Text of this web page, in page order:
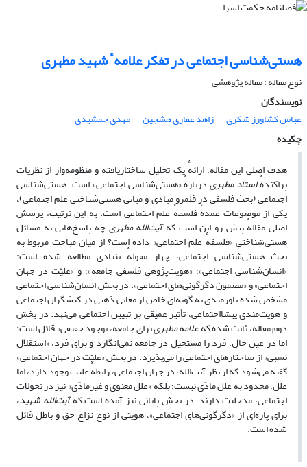
هستی‌شناسی اجتماعی در تفکر علامهٴ شهید مطهری
نوع مقاله : مقاله پژوهشی
نویسندگان
عباس کشاورز شکری
زاهد غفاری هشجین
مهدی جمشیدی
چکیده
هدف اصلی این مقاله، ارائهٔ یک تحلیل ساختاریافته و منظومه‌وار از نظریات
پراکندهٔاستاد مطهریدربارهٔ «هستی‌شناسی اجتماعی» است. هستی‌شناسی
اجتماعی (بحث فلسفی در قلمرو مبادی و مبانی هستی‌شناختی علم اجتماعی)،
یکی از موضوعات عمدهٔ فلسفهٔ علم اجتماعی است. به این ترتیب، پرسش
اصلی مقالهٔ پیش رو این است کهآیت‌الله مطهری چه پاسخ‌هایی به مسائل
هستی‌شناختی «فلسفهٔ علم اجتماعی» داده است؟ از میان مباحث مربوط به
بحث هستی‌شناسی اجتماعی، چهار مقولهٔ بنیادی مطالعه شده است:
«انسان‌شناسی اجتماعی»؛ «هویت‌پژوهی فلسفی جامعه»؛ و «علیّت در جهان
اجتماعی» و «مضمون دگرگونی‌های اجتماعی». در بخش انسان‌شناسی اجتماعی
مشخص شده باورمندی به گونه‌ای خاص از معانی ذهنی در کنشگران اجتماعی
و هویت‌مندی پیشااجتماعی، تأثیر عمیقی بر تبیین اجتماعی می‌نهد. در بخش
دوم مقاله، ثابت شده کهعلامه مطهریبرای جامعه، «وجود حقیقی» قائل است؛
اما در عین حال، فرد را مستحیل در جامعه نمی‌انگارد و برای فرد، «استقلال
نسبی» از ساختارهای اجتماعی را می‌پذیرد. در بخش «علیّت در جهان اجتماعی»
گفته می‌شود که از نظر آیت‌الله، در جهان اجتماعی، رابطهٔ علیت وجود دارد، اما
علل، محدود به علل مادّی نیست؛ بلکه «علل معنوی و غیرمادّی» نیز در تحولات
اجتماعی، مدخلیت دارند. در بخش پایانی نیز آمده است کهآیت‌الله شهید،
برای پاره‌ای از «دگرگونی‌های اجتماعی»، هویتی از نوع نزاع حق و باطل قائل
شده است.